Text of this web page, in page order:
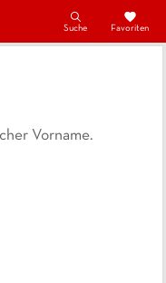
Suche Favoriten
Vorname.